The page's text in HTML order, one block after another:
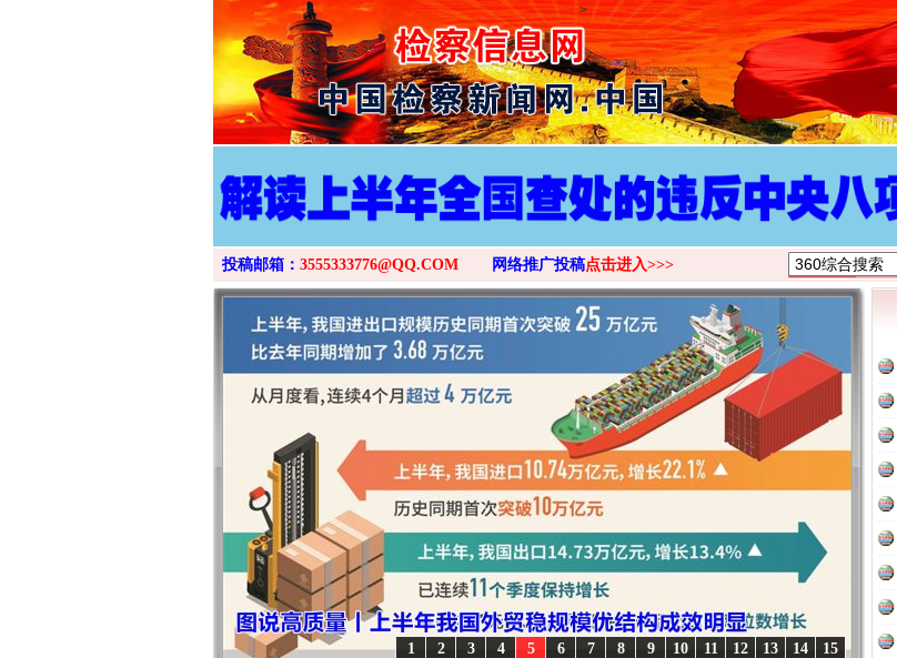
>
投稿邮箱： 3555333776@QQ.COM 网络推广投稿点击进入>>>
15
14
13
12
11
10
9
8
7
6
5
4
3
2
1